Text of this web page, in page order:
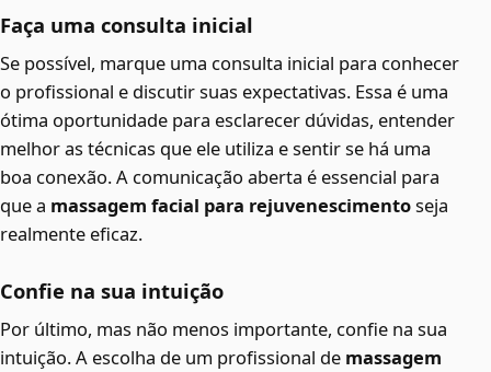
Faça uma consulta inicial
Se possível, marque uma consulta inicial para conhecer
o profissional e discutir suas expectativas. Essa é uma
ótima oportunidade para esclarecer dúvidas, entender
melhor as técnicas que ele utiliza e sentir se há uma
boa conexão. A comunicação aberta é essencial para
que a massagem facial para rejuvenescimentoseja
realmente eficaz.
Confie na sua intuição
Por último, mas não menos importante, confie na sua
intuição. A escolha de um profissional de massagem